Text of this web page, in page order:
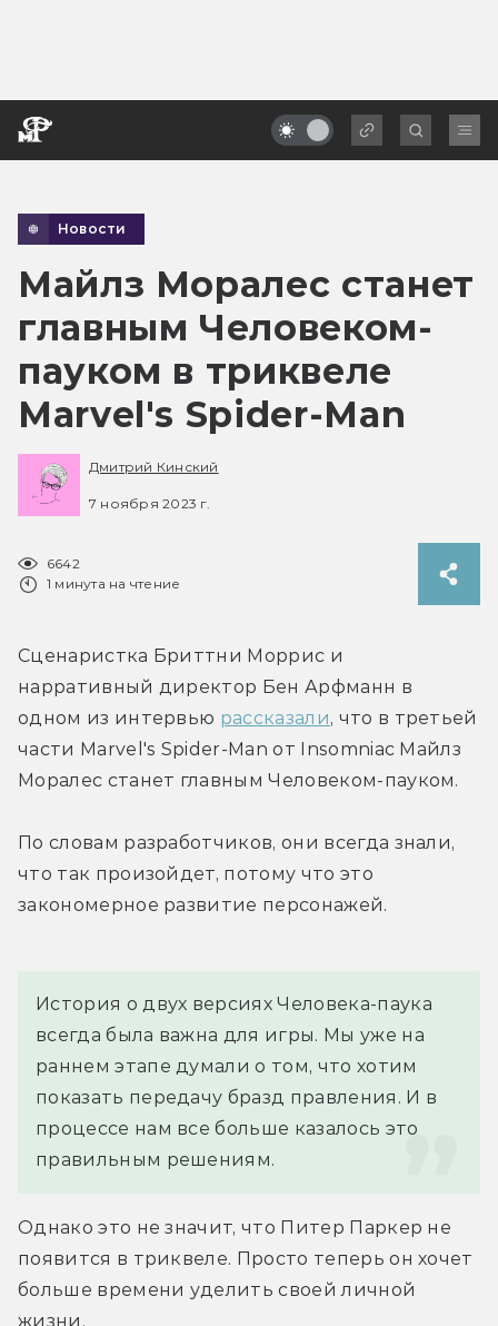
Новости
Майлз Моралес станет
главным Человеком-
пауком в триквеле
Marvel's Spider-Man
Дмитрий Кинский
7 ноября 2023 г.
6642
1 минута на чтение
Сценаристка Бриттни Моррис и
нарративный директор Бен Арфманн в
одном из интервью рассказали, что в третьей
части Marvel's Spider-Man от Insomniac Майлз
Моралес станет главным Человеком-пауком.
По словам разработчиков, они всегда знали,
что так произойдет, потому что это
закономерное развитие персонажей.
История о двух версиях Человека-паука
всегда была важна для игры. Мы уже на
раннем этапе думали о том, что хотим
показать передачу бразд правления. И в
процессе нам все больше казалось это
правильным решениям.
Однако это не значит, что Питер Паркер не
появится в триквеле. Просто теперь он хочет
больше времени уделить своей личной
жизни.